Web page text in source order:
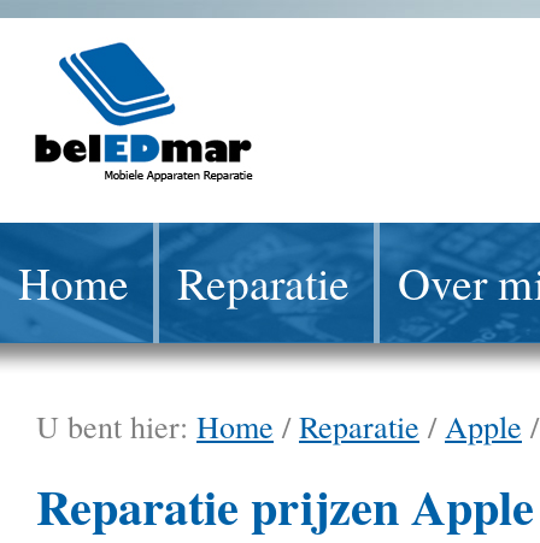
Home Reparatie Over
U bent hier: Home /Reparatie /Apple
Reparatie prijzen